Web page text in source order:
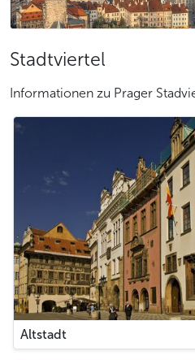
Stadtviertel
Informationen zu Prager
Altstadt